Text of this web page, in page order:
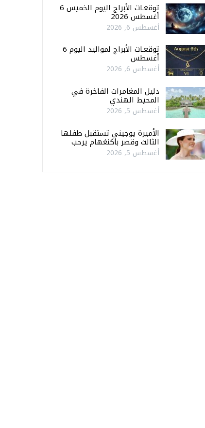
توقعـات الأبراج اليوم الخميس 6
أغسطس 2026
أغسطس 6, 2026
توقعـات الأبراج لمواليد اليوم 6
أغسطس
أغسطس 6, 2026
دليل المغامرات الفاخرة في
المحيط الهندي
أغسطس 5, 2026
الأميرة يوجيني تستقبل طفلها
الثالث وقصر باكنغهام يرحب
أغسطس 5, 2026